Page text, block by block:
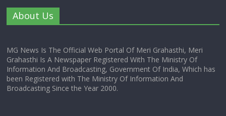
About Us
MG News Is The Official Web Portal Of Meri Grahasthi, Meri
Grahasthi Is A Newspaper Registered With The Ministry Of
Information And Broadcasting, Government Of India, Which has
been Registered with The Ministry Of Information And
Broadcasting Since the Year 2000.